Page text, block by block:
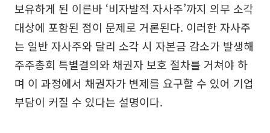
보유하게 된 이른바 ‘비자발적 자사주’까지 의무 소각
대상에 포함된 점이 문제로 거론된다. 이러한 자사주
는 일반 자사주와 달리 소각 시 자본금 감소가 발생해
주주총회 특별결의와 채권자 보호 절차를 거쳐야 하
며 이 과정에서 채권자가 변제를 요구할 수 있어 기업
부담이 커질 수 있다는 설명이다.